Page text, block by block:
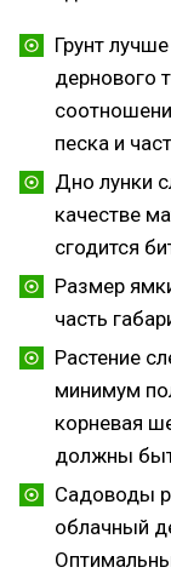
Грунт
дернового
песка и
Дно лунки
качестве
сгодится
Размер
часть
Растение
минимум
корневая
должны
Садоводы
облачный